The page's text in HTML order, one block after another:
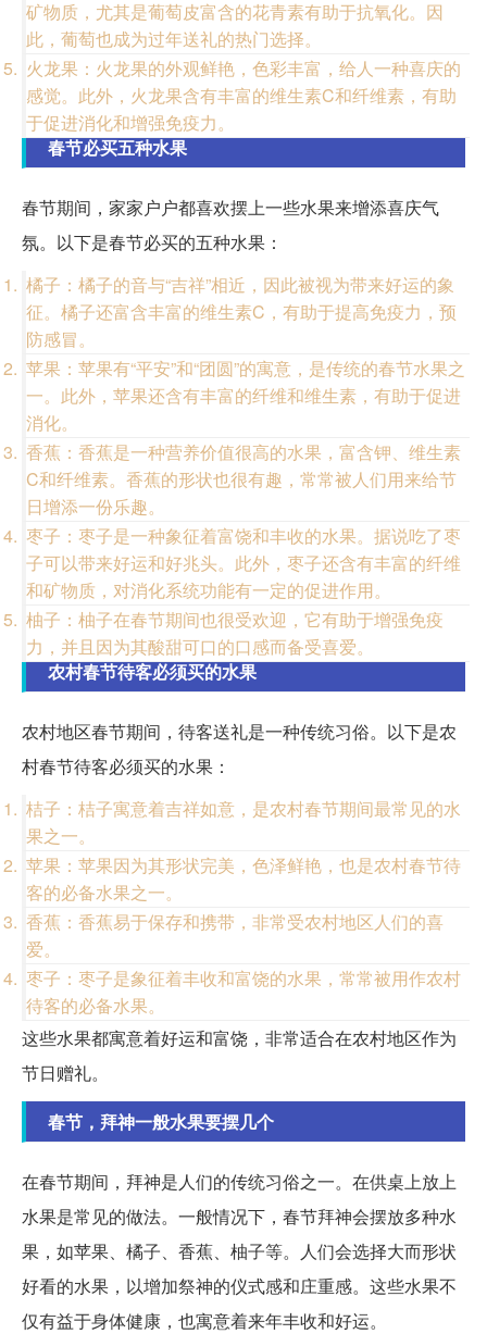
矿物质，尤其是葡萄皮富含的花青素有助于抗氧化。因
此，葡萄也成为过年送礼的热门选择。
火龙果：火龙果的外观鲜艳，色彩丰富，给人一种喜庆的
感觉。此外，火龙果含有丰富的维生素C和纤维素，有助
于促进消化和增强免疫力。
春节必买五种水果
春节期间，家家户户都喜欢摆上一些水果来增添喜庆气
氛。以下是春节必买的五种水果：
橘子：橘子的音与“吉祥”相近，因此被视为带来好运的象
征。橘子还富含丰富的维生素C，有助于提高免疫力，预
防感冒。
苹果：苹果有“平安”和“团圆”的寓意，是传统的春节水果之
一。此外，苹果还含有丰富的纤维和维生素，有助于促进
消化。
香蕉：香蕉是一种营养价值很高的水果，富含钾、维生素
C和纤维素。香蕉的形状也很有趣，常常被人们用来给节
日增添一份乐趣。
枣子：枣子是一种象征着富饶和丰收的水果。据说吃了枣
子可以带来好运和好兆头。此外，枣子还含有丰富的纤维
和矿物质，对消化系统功能有一定的促进作用。
柚子：柚子在春节期间也很受欢迎，它有助于增强免疫
力，并且因为其酸甜可口的口感而备受喜爱。
农村春节待客必须买的水果
农村地区春节期间，待客送礼是一种传统习俗。以下是农
村春节待客必须买的水果：
桔子：桔子寓意着吉祥如意，是农村春节期间最常见的水
果之一。
苹果：苹果因为其形状完美，色泽鲜艳，也是农村春节待
客的必备水果之一。
香蕉：香蕉易于保存和携带，非常受农村地区人们的喜
爱。
枣子：枣子是象征着丰收和富饶的水果，常常被用作农村
待客的必备水果。
这些水果都寓意着好运和富饶，非常适合在农村地区作为
节日赠礼。
春节，拜神一般水果要摆几个
在春节期间，拜神是人们的传统习俗之一。在供桌上放上
水果是常见的做法。一般情况下，春节拜神会摆放多种水
果，如苹果、橘子、香蕉、柚子等。人们会选择大而形状
好看的水果，以增加祭神的仪式感和庄重感。这些水果不
仅有益于身体健康，也寓意着来年丰收和好运。